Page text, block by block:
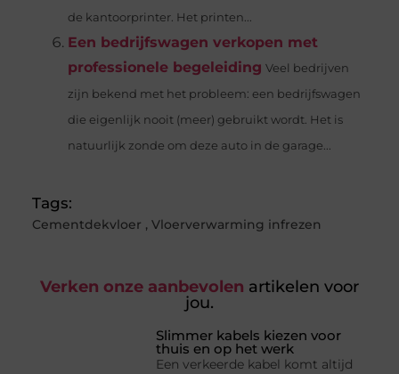
de kantoorprinter. Het printen...
Een bedrijfswagen verkopen met
professionele begeleiding Veel bedrijven
zijn bekend met het probleem: een bedrijfswagen
die eigenlijk nooit (meer) gebruikt wordt. Het is
natuurlijk zonde om deze auto in de garage...
Tags:
Cementdekvloer , Vloerverwarming infrezen
Verken onze aanbevolen artikelen voor
jou.
Slimmer kabels kiezen voor
thuis en op het werk
Een verkeerde kabel komt altijd